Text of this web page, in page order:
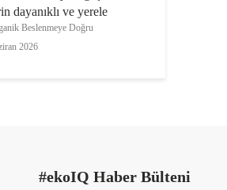
dayanıklı ve yerele
yapmalarını sağlamaya
Slow Food Çiftlikleri’nin
Beslenmeye Doğru
2026
#ekoIQ Haber Bülteni